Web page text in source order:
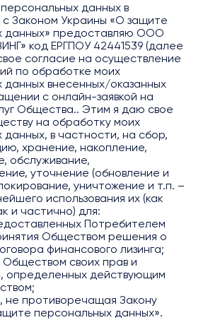
данных в
с Законом Украины «О защите
данных» предоставляю ООО
код ЕРГПОУ 42441539 (далее
согласие на осуществление
по обработке моих
данных внесенных/оказанных
с онлайн-заявкой на
Общества.. Этим я даю свое
на обработку моих
данных, в частности, на сбор,
хранение, накопление,
обслуживание,
уточнение (обновление и
уничтожение и т.п. –
использования их (как
и частично) для:
Потребителем
Обществом решения о
финансового лизинга;
своих прав и
определенных действующим
не противоречащая Закону
персональных данных».